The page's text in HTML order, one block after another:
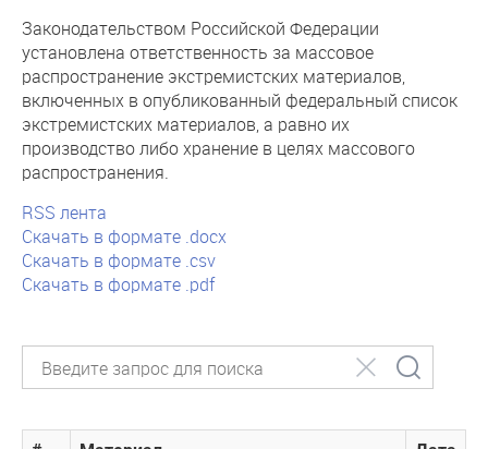
Законодательством Российской Федерации
установлена ответственность за массовое
распространение экстремистских материалов,
включенных в опубликованный федеральный список
экстремистских материалов, а равно их
производство либо хранение в целях массового
распространения.
RSS лента
Скачать в формате .docx
Скачать в формате .csv
Скачать в формате .pdf